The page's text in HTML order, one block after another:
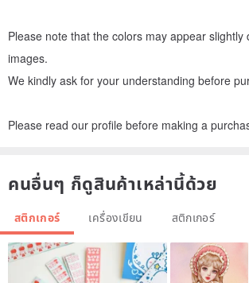
Please note that the colors may appear slightly
images.
We kindly ask for your understanding before
Please read our profile before making a
คนอื่นๆ ก็ดูสินค้าเหล่านี้ด้วย
สติกเกอร์ เครื่องเขียน สติกเกอร์